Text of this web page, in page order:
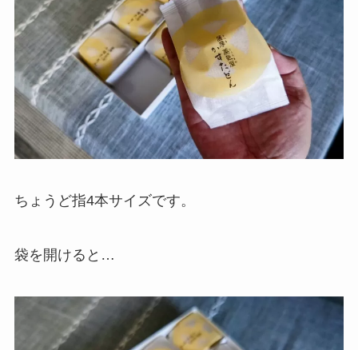
ちょうど指4本サイズです。
袋を開けると…